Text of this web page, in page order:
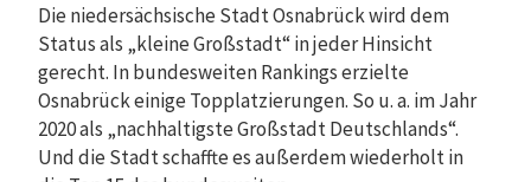
Die niedersächsische Stadt Osnabrück wird dem
Status als „kleine Großstadt“ in jeder Hinsicht
gerecht. In bundesweiten Rankings erzielte
Osnabrück einige Topplatzierungen. So u. a. im Jahr
2020 als „nachhaltigste Großstadt Deutschlands“.
Und die Stadt schaffte es außerdem wiederholt in